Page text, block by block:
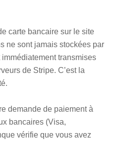
carte bancaire sur le site
ne sont jamais stockées par
transmises
de Stripe. C’est la
demande de paiement à
bancaires (Visa,
vérifie que vous avez